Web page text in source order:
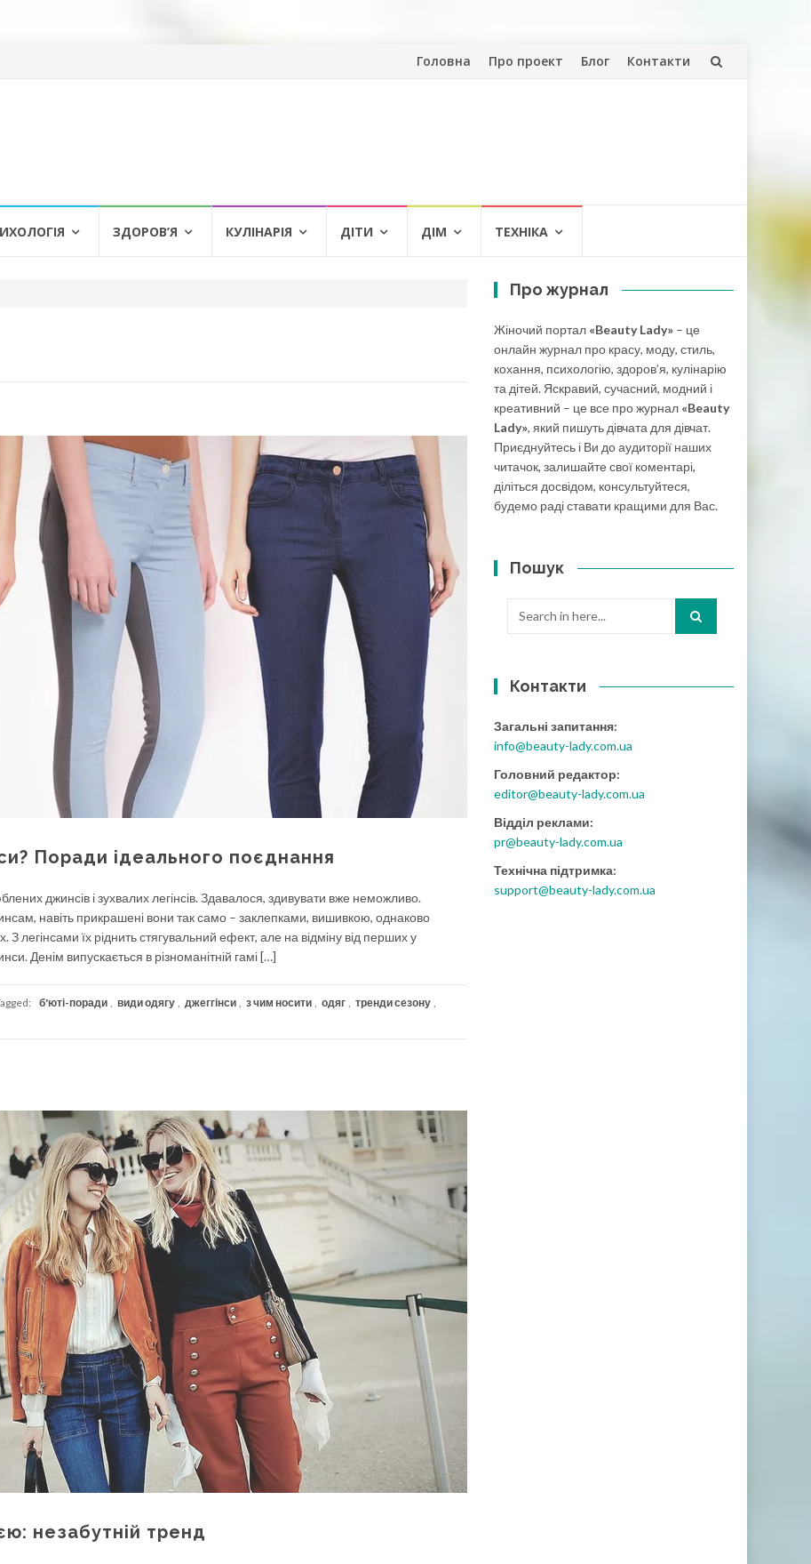
Skip
Головна Про проект Блог Контакти
ЗДОРОВ’Я КУЛІНАРІЯ ДІТИ ДІМ ТЕХНІКА
Поради ідеального поєднання
джинсів і зухвалих легінсів. Здавалося, здивувати вже неможливо.
навіть прикрашені вони так само – заклепками, вишивкою, однаково
З легінсами їх ріднить стягувальний ефект, але на відміну від перших у
Денім випускається в різноманітній гамі […]
б'юті-поради , види одягу , джеггінси , з чим носити , одяг , тренди сезону ,
незабутній тренд
Про журнал
Жіночий портал «Beauty Lady» – це
онлайн журнал про красу, моду, стиль,
кохання, психологію, здоров’я, кулінарію
та дітей. Яскравий, сучасний, модний і
креативний – це все про журнал «Beauty
Lady», який пишуть дівчата для дівчат.
Приєднуйтесь і Ви до аудиторії наших
читачок, залишайте свої коментарі,
діліться досвідом, консультуйтеся,
будемо раді ставати кращими для Вас.
Пошук
Контакти
Загальні запитання:
info@beauty-lady.com.ua
Головний редактор:
editor@beauty-lady.com.ua
Відділ реклами:
pr@beauty-lady.com.ua
Технічна підтримка:
support@beauty-lady.com.ua